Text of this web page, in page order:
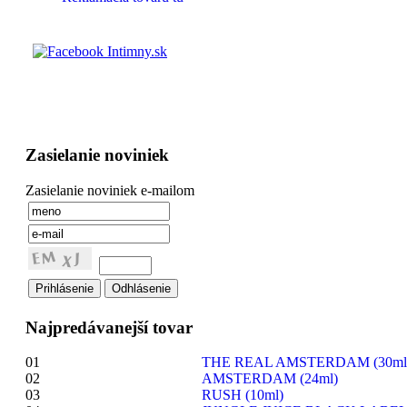
Zasielanie noviniek
Zasielanie noviniek e-mailom
Najpredávanejší tovar
01
THE REAL AMSTERDAM
02
AMSTERDAM (24ml)
03
RUSH (10ml)